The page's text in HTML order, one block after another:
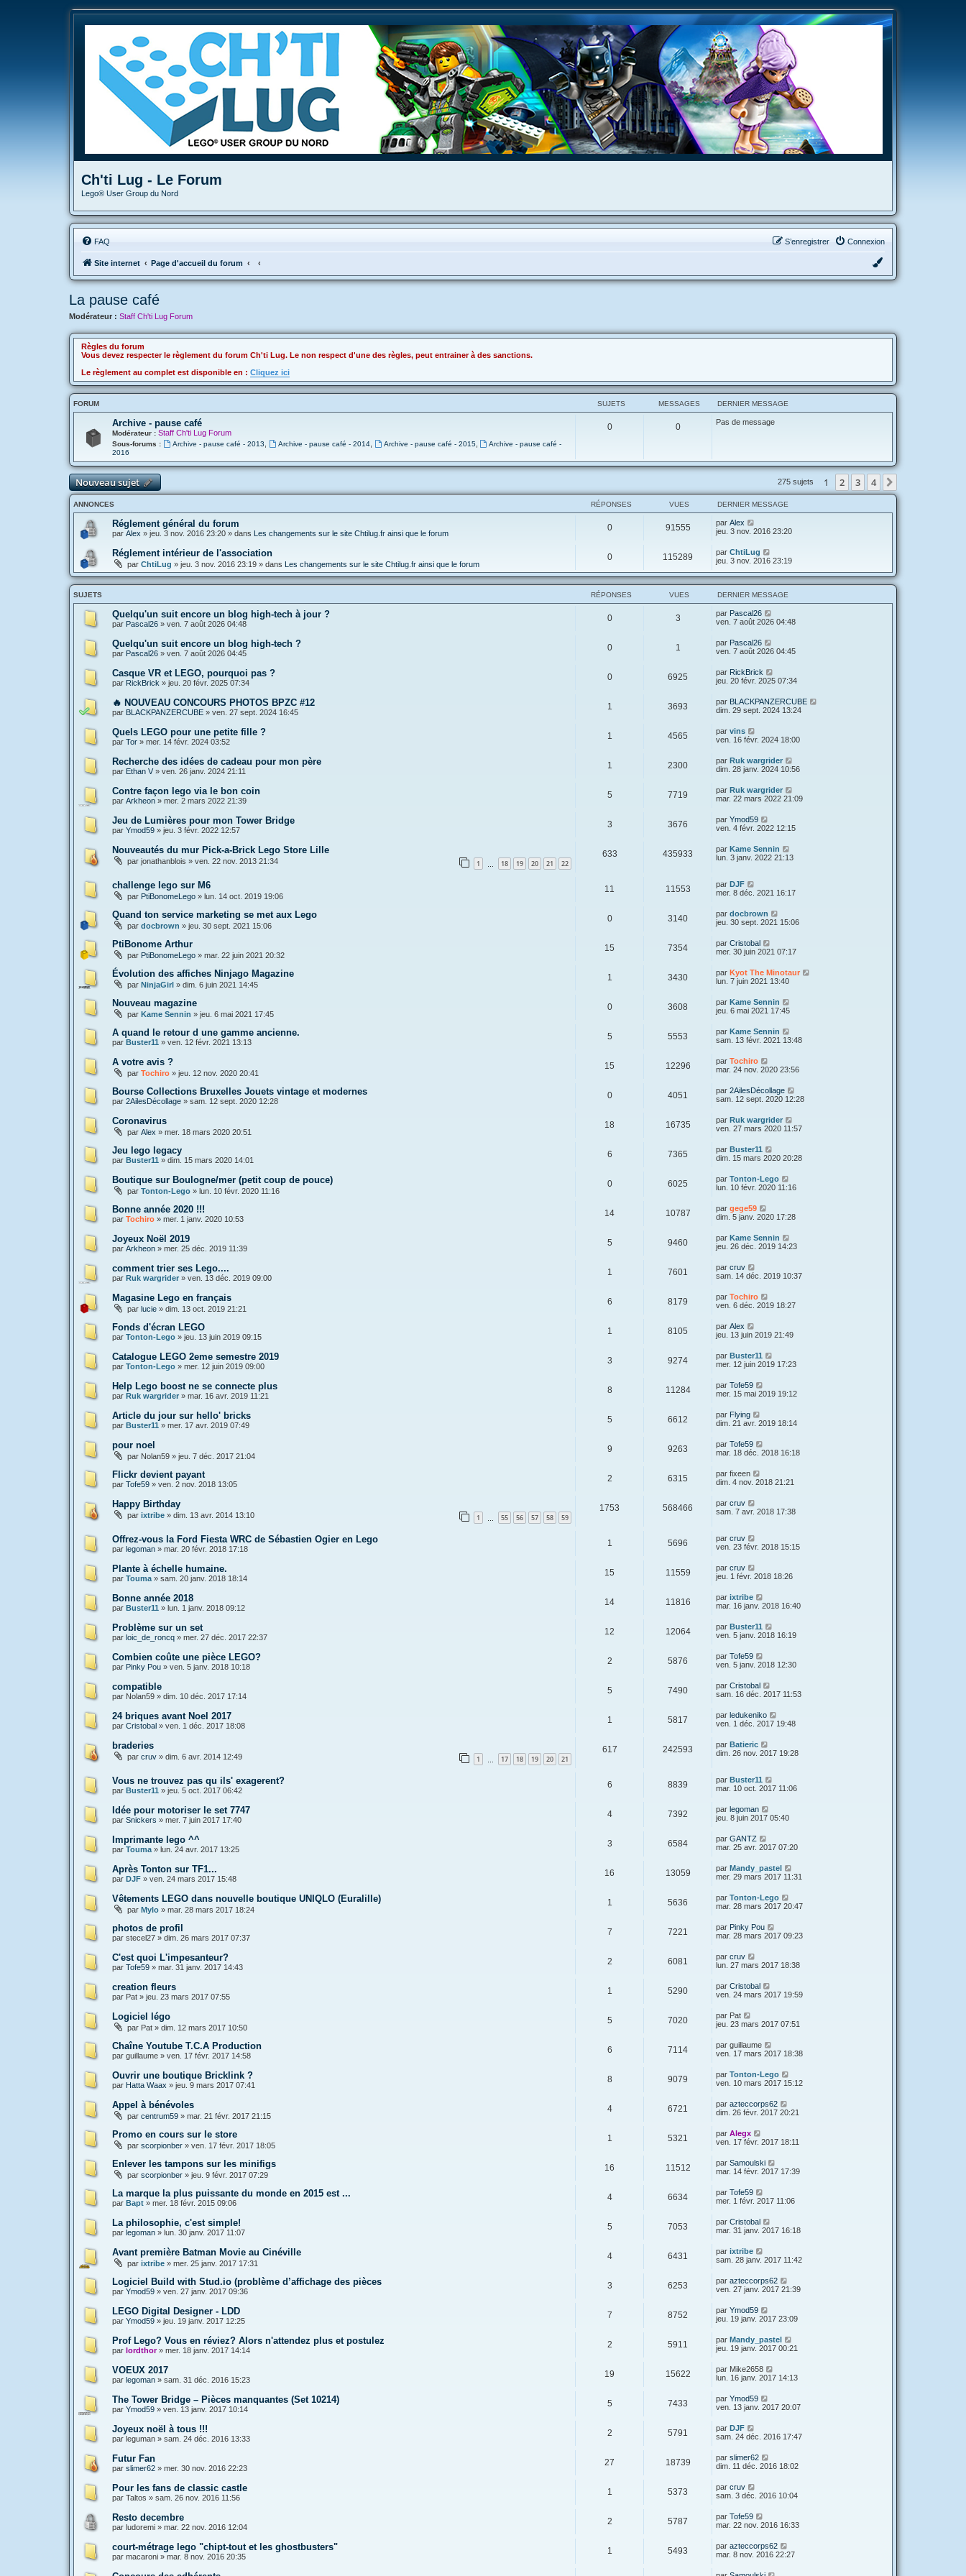
Ch'ti Lug - Le Forum
Lego® User Group du Nord
FAQ Connexion
S’enregistrer
Site internet Page d'accueil du forum
La pause café
Modérateur : Staff Ch'ti Lug Forum
Règles du forum
Vous devez respecter le règlement du forum Ch'ti Lug. Le non respect d'une des règles, peut entrainer à des sanctions.
Le règlement au complet est disponible en : Cliquez ici
FORUM SUJETS MESSAGES DERNIER MESSAGE
Archive - pause café
Modérateur : Staff Ch'ti Lug Forum
Sous-forums : Archive - pause café - 2013 Archive - pause café - 2014, Archive - pause café - 2015
Archive - pause café -
2016
0 0 Pas de message
Nouveau sujet 275 sujets 1 2 3 4
ANNONCES RÉPONSES VUES DERNIER MESSAGE
Réglement général du forum
par Alex » jeu. 3 nov. 2016 23:20 » dans Les changements sur le site Chtilug.fr ainsi que le forum
0 91555 par Alex
jeu. 3 nov. 2016 23:20
Réglement intérieur de l'association
par ChtiLug » jeu. 3 nov. 2016 23:19 » dans Les changements sur le site Chtilug.fr ainsi que le forum
0 115289 par ChtiLug
jeu. 3 nov. 2016 23:19
SUJETS RÉPONSES VUES DERNIER MESSAGE
Quelqu'un suit encore un blog high-tech à jour ?
par Pascal26 » ven. 7 août 2026 04:48
0 3 par Pascal26
ven. 7 août 2026 04:48
Quelqu'un suit encore un blog high-tech ?
par Pascal26 » ven. 7 août 2026 04:45
0 1 par Pascal26
ven. 7 août 2026 04:45
Casque VR et LEGO, pourquoi pas ?
par RickBrick » jeu. 20 févr. 2025 07:34
0 6925 par RickBrick
jeu. 20 févr. 2025 07:34
🔥 NOUVEAU CONCOURS PHOTOS BPZC #12
par BLACKPANZERCUBE » ven. 27 sept. 2024 16:45
1 3693 par BLACKPANZERCUBE
dim. 29 sept. 2024 13:24
Quels LEGO pour une petite fille ?
par Tor » mer. 14 févr. 2024 03:52
1 4565 par vins
ven. 16 févr. 2024 18:00
Recherche des idées de cadeau pour mon père
par Ethan V » ven. 26 janv. 2024 21:11
1 2300 par Ruk wargrider
dim. 28 janv. 2024 10:56
Contre façon lego via le bon coin
par Arkheon » mer. 2 mars 2022 21:39
5 7719 par Ruk wargrider
mar. 22 mars 2022 21:09
Jeu de Lumières pour mon Tower Bridge
par Ymod59 » jeu. 3 févr. 2022 12:57
3 3676 par Ymod59
ven. 4 févr. 2022 12:15
Nouveautés du mur Pick-a-Brick Lego Store Lille
par jonathanblois » ven. 22 nov. 2013 21:34 1 … 18 19 20 21 22
633 435933 par Kame Sennin
lun. 3 janv. 2022 21:13
challenge lego sur M6
par PtiBonomeLego » lun. 14 oct. 2019 19:06
11 11553 par DJF
mer. 8 déc. 2021 16:17
Quand ton service marketing se met aux Lego
par docbrown » jeu. 30 sept. 2021 15:06
0 3140 par docbrown
jeu. 30 sept. 2021 15:06
PtiBonome Arthur
par PtiBonomeLego » mar. 22 juin 2021 20:32
15 7354 par Cristobal
mer. 30 juin 2021 07:17
Évolution des affiches Ninjago Magazine
par NinjaGirl » dim. 6 juin 2021 14:45
1 3430 par Kyot The Minotaur
lun. 7 juin 2021 13:40
Nouveau magazine
par Kame Sennin » jeu. 6 mai 2021 17:45
0 3608 par Kame Sennin
jeu. 6 mai 2021 17:45
A quand le retour d une gamme ancienne.
par Buster11 » ven. 12 févr. 2021 13:13
5 5553 par Kame Sennin
sam. 13 févr. 2021 13:48
A votre avis ?
par Tochiro » jeu. 12 nov. 2020 20:41
15 12296 par Tochiro
mar. 24 nov. 2020 23:56
Bourse Collections Bruxelles Jouets vintage et modernes
par 2AilesDécollage » sam. 12 sept. 2020 12:28
0 4051 par 2AilesDécollage
sam. 12 sept. 2020 12:28
Coronavirus
par Alex » mer. 18 mars 2020 20:51
18 16735 par Ruk wargrider
ven. 27 mars 2020 11:57
Jeu lego legacy
par Buster11 » dim. 15 mars 2020 14:01
6 7365 par Buster11
dim. 15 mars 2020 20:28
Boutique sur Boulogne/mer (petit coup de pouce)
par Tonton-Lego » lun. 10 févr. 2020 11:16
0 6025 par Tonton-Lego
lun. 10 févr. 2020 11:16
Bonne année 2020 !!!
par Tochiro » mer. 1 janv. 2020 10:53
14 10787 par gege59
dim. 5 janv. 2020 17:28
Joyeux Noël 2019
par Arkheon » mer. 25 déc. 2019 11:39
5 9460 par Kame Sennin
jeu. 26 déc. 2019 14:23
comment trier ses Lego....
par Ruk wargrider » ven. 13 déc. 2019 09:00
1 7601 par cruv
sam. 14 déc. 2019 10:37
Magasine Lego en français
par lucie » dim. 13 oct. 2019 21:21
6 8179 par Tochiro
ven. 6 déc. 2019 18:27
Fonds d'écran LEGO
par Tonton-Lego » jeu. 13 juin 2019 09:15
1 8105 par Alex
jeu. 13 juin 2019 21:49
Catalogue LEGO 2eme semestre 2019
par Tonton-Lego » mer. 12 juin 2019 09:00
3 9274 par Buster11
mer. 12 juin 2019 17:23
Help Lego boost ne se connecte plus
par Ruk wargrider » mar. 16 avr. 2019 11:21
8 11284 par Tofe59
mer. 15 mai 2019 19:12
Article du jour sur hello' bricks
par Buster11 » mer. 17 avr. 2019 07:49
5 6612 par Flying
dim. 21 avr. 2019 18:14
pour noel
par Nolan59 » jeu. 7 déc. 2017 21:04
9 9263 par Tofe59
mar. 18 déc. 2018 16:18
Flickr devient payant
par Tofe59 » ven. 2 nov. 2018 13:05
2 6315 par fixeen
dim. 4 nov. 2018 21:21
Happy Birthday
par ixtribe » dim. 13 avr. 2014 13:10 1 … 55 56 57 58 59
1753 568466 par cruv
sam. 7 avr. 2018 17:38
Offrez-vous la Ford Fiesta WRC de Sébastien Ogier en Lego
par legoman » mar. 20 févr. 2018 17:18
1 5696 par cruv
ven. 23 févr. 2018 15:15
Plante à échelle humaine.
par Touma » sam. 20 janv. 2018 18:14
15 11559 par cruv
jeu. 1 févr. 2018 18:26
Bonne année 2018
par Buster11 » lun. 1 janv. 2018 09:12
14 11816 par ixtribe
mar. 16 janv. 2018 16:40
Problème sur un set
par loic_de_roncq » mer. 27 déc. 2017 22:37
12 12064 par Buster11
ven. 5 janv. 2018 16:19
Combien coûte une pièce LEGO?
par Pinky Pou » ven. 5 janv. 2018 10:18
2 5876 par Tofe59
ven. 5 janv. 2018 12:30
compatible
par Nolan59 » dim. 10 déc. 2017 17:14
5 7490 par Cristobal
sam. 16 déc. 2017 11:53
24 briques avant Noel 2017
par Cristobal » ven. 1 déc. 2017 18:08
1 5817 par ledukeniko
ven. 1 déc. 2017 19:48
braderies
par cruv » dim. 6 avr. 2014 12:49 1 … 17 18 19 20 21
617 242593 par Batieric
dim. 26 nov. 2017 19:28
Vous ne trouvez pas qu ils' exagerent?
par Buster11 » jeu. 5 oct. 2017 06:42
6 8839 par Buster11
mar. 10 oct. 2017 11:06
Idée pour motoriser le set 7747
par Snickers » mer. 7 juin 2017 17:40
4 7392 par legoman
jeu. 8 juin 2017 05:40
Imprimante lego ^^
par Touma » lun. 24 avr. 2017 13:25
3 6584 par GANTZ
mar. 25 avr. 2017 07:20
Après Tonton sur TF1...
par DJF » ven. 24 mars 2017 15:48
16 13059 par Mandy_pastel
mer. 29 mars 2017 11:31
Vêtements LEGO dans nouvelle boutique UNIQLO (Euralille)
par Mylo » mar. 28 mars 2017 18:24
1 5636 par Tonton-Lego
mar. 28 mars 2017 20:47
photos de profil
par stecel27 » dim. 26 mars 2017 07:37
7 7221 par Pinky Pou
mar. 28 mars 2017 09:23
C'est quoi L'impesanteur?
par Tofe59 » mar. 31 janv. 2017 14:43
2 6081 par cruv
lun. 27 mars 2017 18:38
creation fleurs
par Pat » jeu. 23 mars 2017 07:55
1 5290 par Cristobal
ven. 24 mars 2017 19:59
Logiciel légo
par Pat » dim. 12 mars 2017 10:50
5 7020 par Pat
jeu. 23 mars 2017 07:51
Chaîne Youtube T.C.A Production
par guillaume » ven. 17 févr. 2017 14:58
6 7114 par guillaume
ven. 17 mars 2017 18:38
Ouvrir une boutique Bricklink ?
par Hatta Waax » jeu. 9 mars 2017 07:41
8 9079 par Tonton-Lego
ven. 10 mars 2017 15:12
Appel à bénévoles
par centrum59 » mar. 21 févr. 2017 21:15
4 6721 par azteccorps62
dim. 26 févr. 2017 20:21
Promo en cours sur le store
par scorpionber » ven. 17 févr. 2017 18:05
1 5321 par Alegx
ven. 17 févr. 2017 18:11
Enlever les tampons sur les minifigs
par scorpionber » jeu. 9 févr. 2017 07:29
16 11512 par Samoulski
mar. 14 févr. 2017 17:39
La marque la plus puissante du monde en 2015 est ...
par Bapt » mer. 18 févr. 2015 09:06
4 6634 par Tofe59
mer. 1 févr. 2017 11:06
La philosophie, c'est simple!
par legoman » lun. 30 janv. 2017 11:07
5 7053 par Cristobal
mar. 31 janv. 2017 16:18
Avant première Batman Movie au Cinéville
par ixtribe » mer. 25 janv. 2017 17:31
4 6431 par ixtribe
sam. 28 janv. 2017 11:42
Logiciel Build with Stud.io (problème d’affichage des pièces
par Ymod59 » ven. 27 janv. 2017 09:36
3 6253 par azteccorps62
ven. 27 janv. 2017 21:39
LEGO Digital Designer - LDD
par Ymod59 » jeu. 19 janv. 2017 12:25
7 8752 par Ymod59
jeu. 19 janv. 2017 23:09
Prof Lego? Vous en réviez? Alors n'attendez plus et postulez
par lordthor» mer. 18 janv. 2017 14:14
2 5911 par Mandy_pastel
jeu. 19 janv. 2017 00:21
VOEUX 2017
par legoman » sam. 31 déc. 2016 15:23
19 15622 par Mike2658
lun. 16 janv. 2017 14:13
The Tower Bridge – Pièces manquantes (Set 10214)
par Ymod59 » ven. 13 janv. 2017 10:14
5 7433 par Ymod59
ven. 13 janv. 2017 20:07
Joyeux noël à tous !!!
par leguman » sam. 24 déc. 2016 13:33
2 5791 par DJF
sam. 24 déc. 2016 17:47
Futur Fan
par slimer62 » mer. 30 nov. 2016 22:23
27 18739 par slimer62
dim. 11 déc. 2016 18:02
Pour les fans de classic castle
par Taltos » sam. 26 nov. 2016 11:56
1 5373 par cruv
sam. 3 déc. 2016 10:04
Resto decembre
par ludoremi » mar. 22 nov. 2016 12:04
2 5787 par Tofe59
mar. 22 nov. 2016 16:33
court-métrage lego "chipt-tout et les ghostbusters"
par macaroni » mar. 8 nov. 2016 20:35
1 5493 par azteccorps62
mar. 8 nov. 2016 22:27